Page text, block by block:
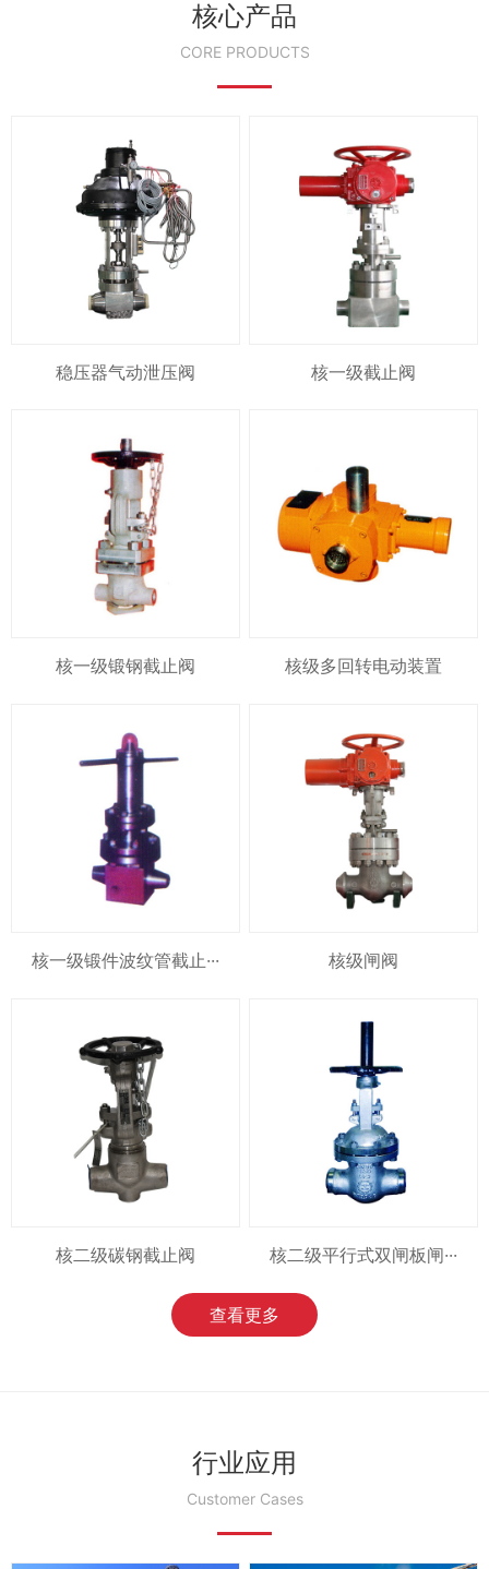
核心产品
CORE PRODUCTS
稳压器气动泄压阀 核一级截止阀
核一级锻钢截止阀 核级多回转电动装置
核一级锻件波纹管截止··· 核级闸阀
核二级碳钢截止阀 核二级平行式双闸板闸···
查看更多
行业应用
Customer Cases